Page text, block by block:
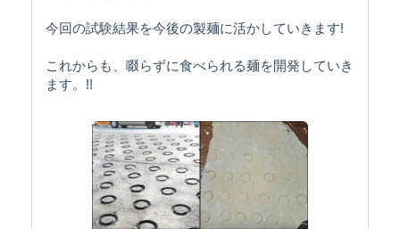
今回の試験結果を今後の製麺に活かしていきます!
これからも、啜らずに食べられる麺を開発していき
ます。!!